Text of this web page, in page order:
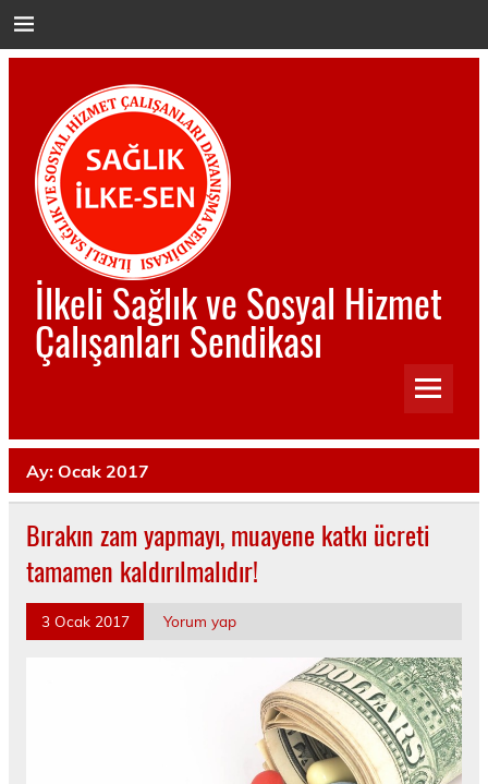
geç
İlkeli Sağlık ve Sosyal Hizmet
Çalışanları Sendikası
İlkeli Sağlık ve Sosyal Hizmet Çalışanları Sendikası
Ay: Ocak 2017
Bırakın zam yapmayı, muayene katkı ücreti
tamamen kaldırılmalıdır!
3 Ocak 2017 Yorum yap